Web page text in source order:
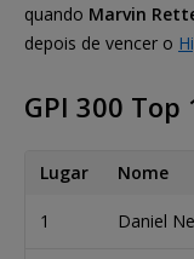
quando Marvin
depois de vencer o
GPI 300 Top
Lugar Nome
1 Daniel